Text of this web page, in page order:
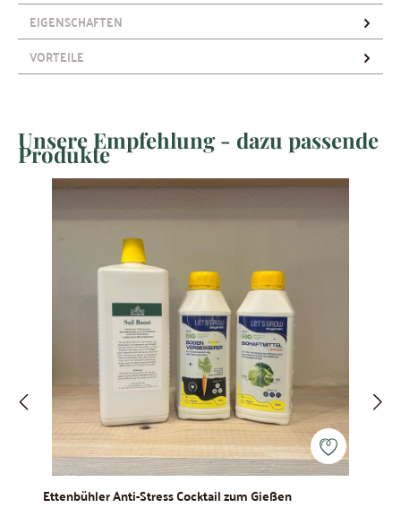
EIGENSCHAFTEN
VORTEILE
Produktgalerie überspringen
Unsere Empfehlung - dazu passende
Produkte
Ettenbühler Anti-Stress Cocktail zum Gießen